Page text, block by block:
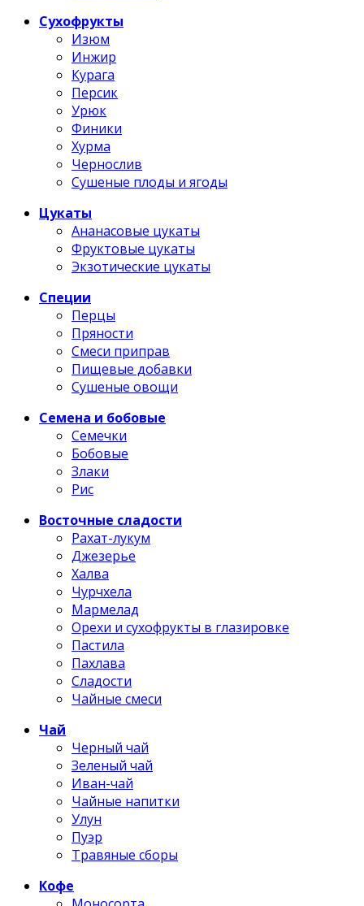
Сухофрукты
Изюм
Инжир
Курага
Персик
Урюк
Финики
Хурма
Чернослив
Сушеные плоды и ягоды
Цукаты
Ананасовые цукаты
Фруктовые цукаты
Экзотические цукаты
Специи
Перцы
Пряности
Смеси приправ
Пищевые добавки
Сушеные овощи
Семена и бобовые
Семечки
Бобовые
Злаки
Рис
Восточные сладости
Рахат-лукум
Джезерье
Халва
Чурчхела
Мармелад
Орехи и сухофрукты в глазировке
Пастила
Пахлава
Сладости
Чайные смеси
Чай
Черный чай
Зеленый чай
Иван-чай
Чайные напитки
Улун
Пуэр
Травяные сборы
Кофе